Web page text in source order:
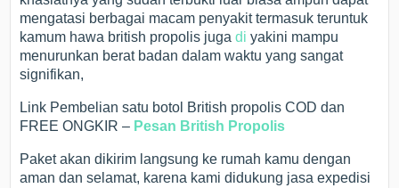
mengatasi berbagai macam penyakit termasuk teruntuk
kamum hawa british propolis jugadi yakini mampu
menurunkan berat badan dalam waktu yang sangat
signifikan,
Link Pembelian satu botol British propolis COD dan
FREE ONGKIR – Pesan British Propolis
Paket akan dikirim langsung ke rumah kamu dengan
aman dan selamat, karena kami didukung jasa expedisi